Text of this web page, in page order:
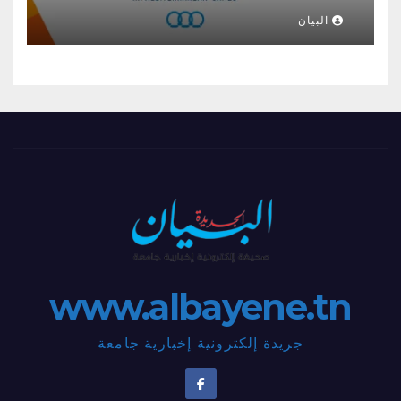
تكون الحصيلة ثقيلة من الذهب؟؟
البيان
www.albayene.tn
جريدة إلكترونية إخبارية جامعة